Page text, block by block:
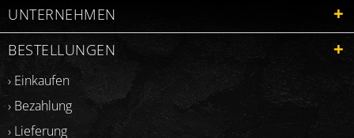
UNTERNEHMEN
BESTELLUNGEN
› Einkaufen
› Bezahlung
› Lieferung